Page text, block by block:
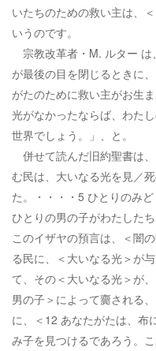
いたちのための救い主は、
いうのです。
宗教改革者・M. ルター は
が最後の目を閉じるときに
がたのために救い主がお生
光がなかったならば、わた
世界でしょう。」、と。
併せて読んだ旧約聖書は
む民は、大いなる光を見／
た。・・・・5 ひとりのみ
ひとりの男の子がわたした
このイザヤの預言は、＜闇
る民に、＜大いなる光＞が
て、その＜大いなる光＞が
男の子＞によって齎される
に、＜12 あなたがたは、布
み子を見つけるであろう。